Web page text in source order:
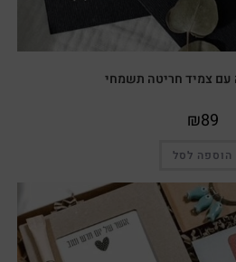
עם צמיד חריטה תשמחי
₪89
הוספה לסל